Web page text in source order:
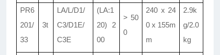
PR6
201/
33
3t
LA/L/D1/
C3/D1E/
C3E
(LA:1
20) 2
00
> 50
0
240 x 24
0 x 155m
m
2.9k
g/2.0
kg